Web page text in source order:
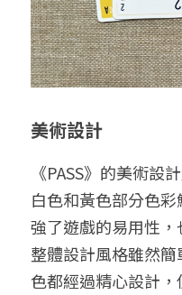
美術設計
《PASS》的美術設
白色和黃色部分色
強了遊戲的易用性，
整體設計風格雖然
色都經過精心設計